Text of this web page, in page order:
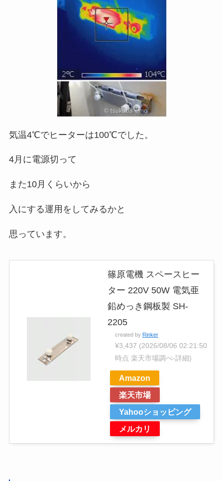
気温4℃でヒーターは100℃でした。
4月に電源切って
また10月くらいから
入にする運用をしてみるかと
思っています。
篠原電機 スペースヒー
ター 220V 50W 電気亜
鉛めっき鋼板製 SH-
2205
created by Rinker
¥3,437 (2026/08/06 02:21:50
時点 楽天市場調べ-詳細)
Amazon
楽天市場
Yahooショッピング
メルカリ